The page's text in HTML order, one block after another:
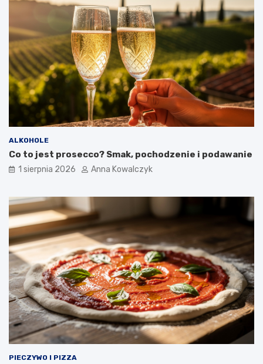
ALKOHOLE
Co to jest prosecco? Smak, pochodzenie i podawanie
1 sierpnia 2026 Anna Kowalczyk
PIECZYWO I PIZZA